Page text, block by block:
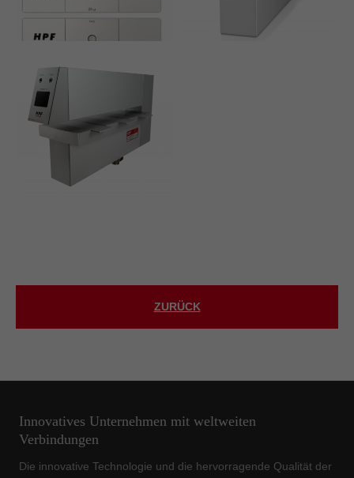
ZURÜCK
Innovatives Unternehmen mit weltweiten
Verbindungen
Die innovative Technologie und die hervorragende Qualität der